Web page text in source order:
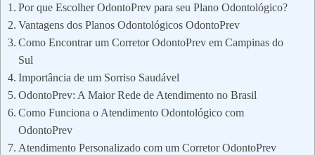
Por que Escolher OdontoPrev para seu Plano Odontológico?
Vantagens dos Planos Odontológicos OdontoPrev
Como Encontrar um Corretor OdontoPrev em Campinas do
Sul
Importância de um Sorriso Saudável
OdontoPrev: A Maior Rede de Atendimento no Brasil
Como Funciona o Atendimento Odontológico com
OdontoPrev
Atendimento Personalizado com um Corretor OdontoPrev